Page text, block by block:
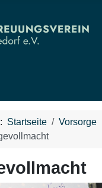
Startseite
Vorsorge